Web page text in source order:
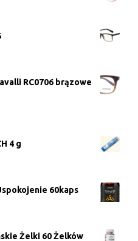
RC0706 brązowe
4 g
60kaps
Żelki 60 Żelków